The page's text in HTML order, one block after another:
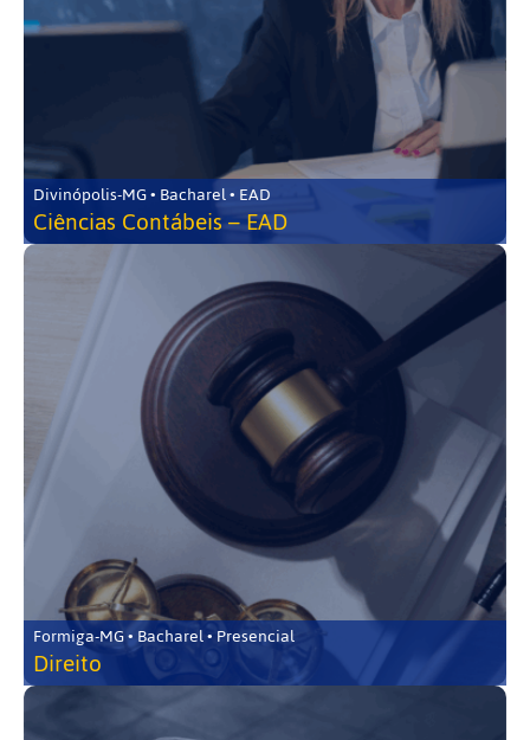
Divinópolis-MG • Bacharel • EAD
Ciências Contábeis – EAD
Formiga-MG • Bacharel • Presencial
Direito